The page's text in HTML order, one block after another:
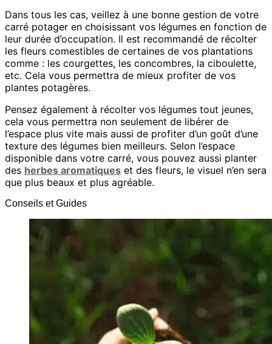
Dans tous les cas, veillez à une bonne gestion de votre
carré potager en choisissant vos légumes en fonction de
leur durée d’occupation. Il est recommandé de récolter
les fleurs comestibles de certaines de vos plantations
comme : les courgettes, les concombres, la ciboulette,
etc. Cela vous permettra de mieux profiter de vos
plantes potagères.
Pensez également à récolter vos légumes tout jeunes,
cela vous permettra non seulement de libérer de
l’espace plus vite mais aussi de profiter d’un goût d’une
texture des légumes bien meilleurs. Selon l’espace
disponible dans votre carré, vous pouvez aussi planter
des herbes aromatiques et des fleurs, le visuel n’en sera
que plus beaux et plus agréable.
Conseils et Guides